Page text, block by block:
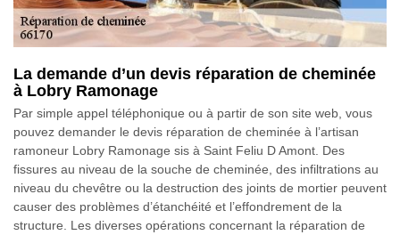
La demande d’un devis réparation de cheminée
à Lobry Ramonage
Par simple appel téléphonique ou à partir de son site web, vous
pouvez demander le devis réparation de cheminée à l’artisan
ramoneur Lobry Ramonage sis à Saint Feliu D Amont. Des
fissures au niveau de la souche de cheminée, des infiltrations au
niveau du chevêtre ou la destruction des joints de mortier peuvent
causer des problèmes d’étanchéité et l’effondrement de la
structure. Les diverses opérations concernant la réparation de